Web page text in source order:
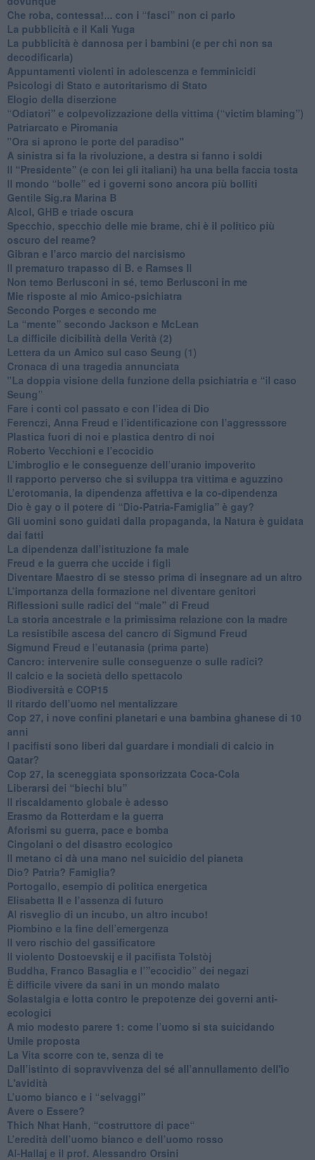
​Che roba, contessa!... con i “fasci” non ci parlo
La pubblicità e il Kali Yuga
​La pubblicità è dannosa per i bambini (e per chi non sa
decodificarla)
​Appuntamenti violenti in adolescenza e femminicidi
​Psicologi di Stato e autoritarismo di Stato
Elogio della diserzione
“Odiatori” e colpevolizzazione della vittima (“victim blaming”)
​Patriarcato e Piromania
"Ora si aprono le porte del paradiso"
​A sinistra si fa la rivoluzione, a destra si fanno i soldi
​Il “Presidente” (e con lei gli italiani) ha una bella faccia tosta
​Il mondo “bolle” ed i governi sono ancora più bolliti
​Gentile Sig.ra Marina B
​Alcol, GHB e triade oscura
​Specchio, specchio delle mie brame, chi è il politico più
oscuro del reame?
​Gibran e l’arco marcio del narcisismo
​Il prematuro trapasso di B. e Ramses II
​Non temo Berlusconi in sé, temo Berlusconi in me
​Mie risposte al mio Amico-psichiatra
​Secondo Porges e secondo me
​La “mente” secondo Jackson e McLean
La difficile dicibilità della Verità (2)
​Lettera da un Amico sul caso Seung (1)
​Cronaca di una tragedia annunciata
"​La doppia visione della funzione della psichiatria e “il caso
Seung”
​Fare i conti col passato e con l’idea di Dio
​Ferenczi, Anna Freud e l’identificazione con l’aggresssore
Plastica fuori di noi e plastica dentro di noi
​Roberto Vecchioni e l’ecocidio
​L’imbroglio e le conseguenze dell’uranio impoverito
​Il rapporto perverso che si sviluppa tra vittima e aguzzino
L’erotomania, la dipendenza affettiva e la co-dipendenza
​Dio è gay o il potere di “Dio-Patria-Famiglia” è gay?
​Gli uomini sono guidati dalla propaganda, la Natura è guidata
dai fatti
La dipendenza dall’istituzione fa male
​Freud e la guerra che uccide i figli
​Diventare Maestro di se stesso prima di insegnare ad un altro
L’importanza della formazione nel diventare genitori
Riflessioni sulle radici del “male” di Freud
​La storia ancestrale e la primissima relazione con la madre
​La resistibile ascesa del cancro di Sigmund Freud
Sigmund Freud e l’eutanasia (prima parte)
Cancro: intervenire sulle conseguenze o sulle radici?
​Il calcio e la società dello spettacolo
Biodiversità e COP15
​Il ritardo dell’uomo nel mentalizzare
​Cop 27, i nove confini planetari e una bambina ghanese di 10
anni
​I pacifisti sono liberi dal guardare i mondiali di calcio in
Qatar?
​Cop 27, la sceneggiata sponsorizzata Coca-Cola
​Liberarsi dei “biechi blu”
Il riscaldamento globale è adesso
​Erasmo da Rotterdam e la guerra
​Aforismi su guerra, pace e bomba
Cingolani o del disastro ecologico
​Il metano ci dà una mano nel suicidio del pianeta
​Dio? Patria? Famiglia?
Portogallo, esempio di politica energetica
​Elisabetta II e l’assenza di futuro
Al risveglio di un incubo, un altro incubo!
​Piombino e la fine dell’emergenza
​Il vero rischio del gassificatore
​Il violento Dostoevskij e il pacifista Tolstòj
​Buddha, Franco Basaglia e l’”ecocidio” dei negazi
​È difficile vivere da sani in un mondo malato
Solastalgia e lotta contro le prepotenze dei governi anti-
ecologici
​A mio modesto parere 1: come l’uomo si sta suicidando
​Umile proposta
​La Vita scorre con te, senza di te
​Dall’istinto di sopravvivenza del sé all’annullamento dell'io
L'avidità
​L’uomo bianco e i “selvaggi”
​Avere o Essere?
​Thich Nhat Hanh, “costruttore di pace“
​L’eredità dell’uomo bianco e dell’uomo rosso
Al-Hallaj e il prof. Alessandro Orsini